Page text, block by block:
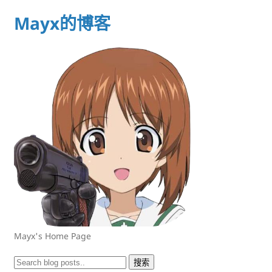
Mayx的博客
Mayx's Home Page